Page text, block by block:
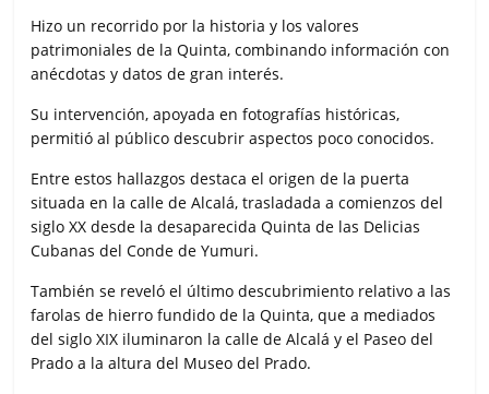
Hizo un recorrido por la historia y los valores
patrimoniales de la Quinta, combinando información con
anécdotas y datos de gran interés.
Su intervención, apoyada en fotografías históricas,
permitió al público descubrir aspectos poco conocidos.
Entre estos hallazgos destaca el origen de la puerta
situada en la calle de Alcalá, trasladada a comienzos del
siglo XX desde la desaparecida Quinta de las Delicias
Cubanas del Conde de Yumuri.
También se reveló el último descubrimiento relativo a las
farolas de hierro fundido de la Quinta, que a mediados
del siglo XIX iluminaron la calle de Alcalá y el Paseo del
Prado a la altura del Museo del Prado.